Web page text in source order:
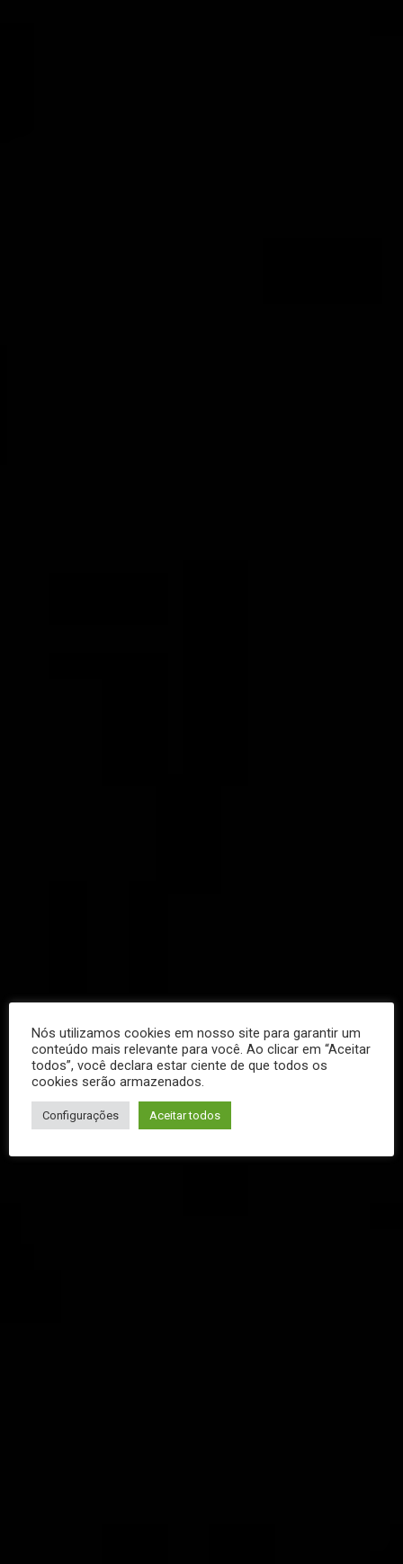
Nós utilizamos cookies em nosso site para garantir um
conteúdo mais relevante para você. Ao clicar em “Aceitar
todos”, você declara estar ciente de que todos os
cookies serão armazenados.
Configurações Aceitar todos